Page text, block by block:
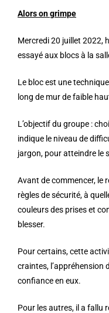
Alors on grimpe
Mercredi 20 juillet 2022,
essayé aux blocs à la
Le bloc est une
long de mur de faible
L’objectif du groupe :
indique le niveau de
jargon, pour atteindre le
Avant de commencer, le
règles de sécurité, à
couleurs des prises et
blesser.
Pour certains, cette
craintes, l’appréhension
confiance en eux.
Pour les autres, il a fallu